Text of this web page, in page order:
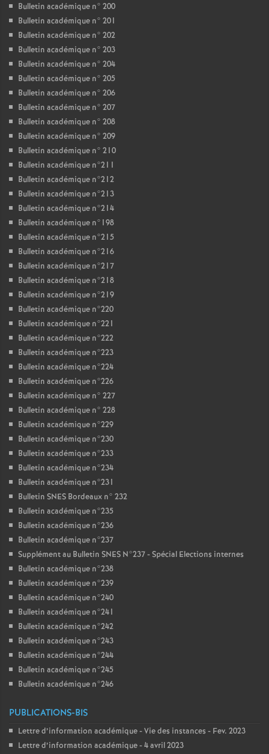
Bulletin académique n° 200
Bulletin académique n° 201
Bulletin académique n° 202
Bulletin académique n° 203
Bulletin académique n° 204
Bulletin académique n° 205
Bulletin académique n° 206
Bulletin académique n° 207
Bulletin académique n° 208
Bulletin académique n° 209
Bulletin académique n° 210
Bulletin académique n°211
Bulletin académique n°212
Bulletin académique n°213
Bulletin académique n°214
Bulletin académique n°198
Bulletin académique n°215
Bulletin académique n°216
Bulletin académique n°217
Bulletin académique n°218
Bulletin académique n°219
Bulletin académique n°220
Bulletin académique n°221
Bulletin académique n°222
Bulletin académique n°223
Bulletin académique n°224
Bulletin académique n°226
Bulletin académique n° 227
Bulletin académique n° 228
Bulletin académique n°229
Bulletin académique n°230
Bulletin académique n°233
Bulletin académique n°234
Bulletin académique n°231
Bulletin SNES Bordeaux n° 232
Bulletin académique n°235
Bulletin académique n°236
Bulletin académique n°237
Supplément au Bulletin SNES N°237 - Spécial Elections internes
Bulletin académique n°238
Bulletin académique n°239
Bulletin académique n°240
Bulletin académique n°241
Bulletin académique n°242
Bulletin académique n°243
Bulletin académique n°244
Bulletin académique n°245
Bulletin académique n°246
PUBLICATIONS-BIS
Lettre d’information académique - Vie des instances - Fev. 2023
Lettre d’information académique - 4 avril 2023